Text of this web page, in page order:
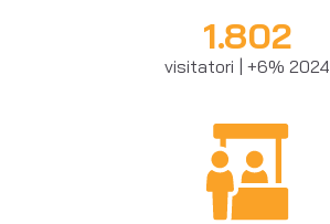
1.802
visitatori | +6% 2024